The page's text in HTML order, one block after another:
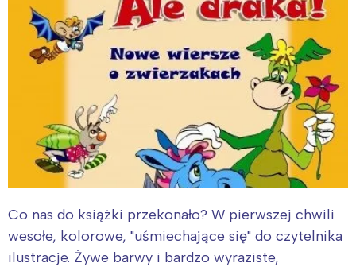
Co nas do książki przekonało? W pierwszej chwili
wesołe, kolorowe, "uśmiechające się" do czytelnika
ilustracje. Żywe barwy i bardzo wyraziste,